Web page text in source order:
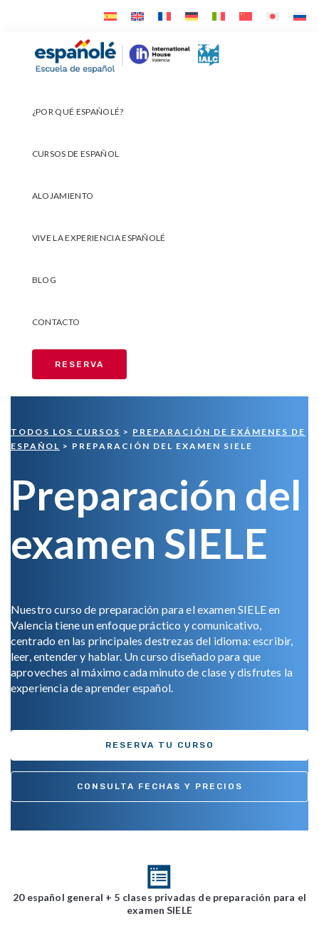
navegación
contenido
¿POR QUÉ ESPAÑOLÉ?
CURSOS DE ESPAÑOL
ALOJAMIENTO
VIVE LA EXPERIENCIA ESPAÑOLÉ
BLOG
CONTACTO
RESERVA
TODOS LOS CURSOS > PREPARACIÓN DE EXÁMENES DE
ESPAÑOL > PREPARACIÓN DEL EXAMEN SIELE
Preparación del
examen SIELE
Nuestro curso de preparación para el examen SIELE en
Valencia tiene un enfoque práctico y comunicativo,
centrado en las principales destrezas del idioma: escribir,
leer, entender y hablar. Un curso diseñado para que
aproveches al máximo cada minuto de clase y disfrutes la
experiencia de aprender español.
RESERVA TU CURSO
CONSULTA FECHAS Y PRECIOS
20 español general + 5 clases privadas de preparación para el
examen SIELE